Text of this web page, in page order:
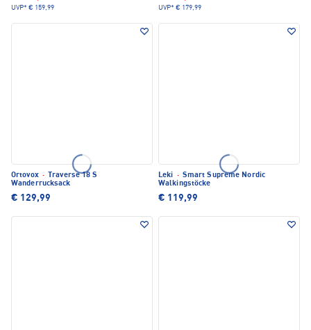
UVP* € 159,99 UVP* € 179,99
Ortovox ·
Traverse 18 S
Wanderrucksack
€ 129,99
Leki · Smart Supreme Nordic
Walkingstöcke
€ 119,99